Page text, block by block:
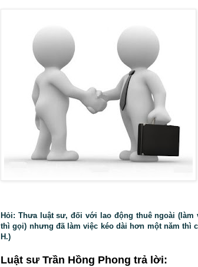
Hỏi: Thưa luật sư, đối với lao động thuê ngoài
thì gọi) nhưng đã làm việc kéo dài hơn một năm thì
H.)
Luật sư Trần Hồng Phong trả lời: